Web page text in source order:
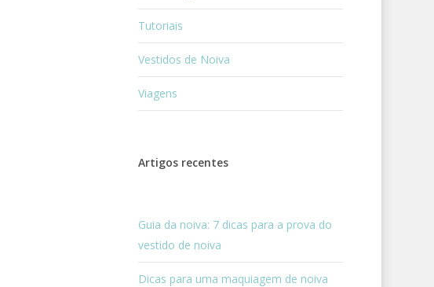
Tutoriais
Vestidos de Noiva
Viagens
Artigos recentes
Guia da noiva: 7 dicas para a prova do
vestido de noiva
Dicas para uma maquiagem de noiva